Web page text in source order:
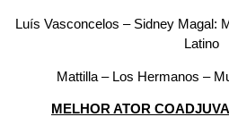
Luís Vasconcelos – Sidney Magal:
Latino
Mattilla – Los Hermanos –
MELHOR ATOR